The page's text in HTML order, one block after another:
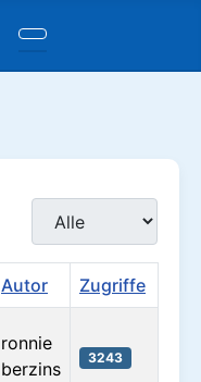
Anzeige #
Autor Zugriffe
ronnie
berzins
3243